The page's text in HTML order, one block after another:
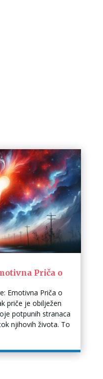
Priča o
Emotivna Priča o
priče je obilježen
potpunih stranaca
njihovih života. To